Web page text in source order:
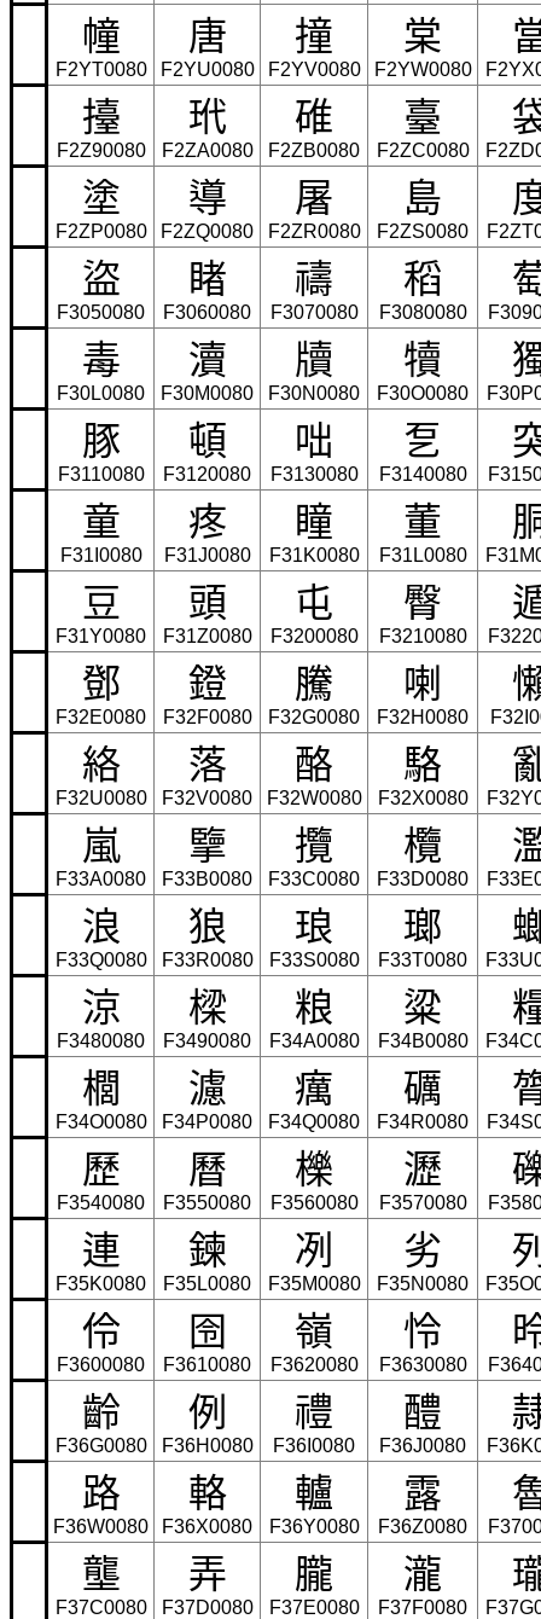
幢
F2YT0080
唐
F2YU0080
撞
F2YV0080
棠
F2YW0080
擡
F2Z90080
玳
F2ZA0080
碓
F2ZB0080
臺
F2ZC0080
塗
F2ZP0080
導
F2ZQ0080
屠
F2ZR0080
島
F2ZS0080
盜
F3050080
睹
F3060080
禱
F3070080
稻
F3080080
毒
F30L0080
瀆
F30M0080
牘
F30N0080
犢
F30O0080
豚
F3110080
頓
F3120080
咄
F3130080
乭
F3140080
童
F31I0080
疼
F31J0080
瞳
F31K0080
董
F31L0080
豆
F31Y0080
頭
F31Z0080
屯
F3200080
臀
F3210080
鄧
F32E0080
鐙
F32F0080
騰
F32G0080
喇
F32H0080
絡
F32U0080
落
F32V0080
酪
F32W0080
駱
F32X0080
嵐
F33A0080
擥
F33B0080
攬
F33C0080
欖
F33D0080
浪
F33Q0080
狼
F33R0080
琅
F33S0080
瑯
F33T0080
涼
F3480080
樑
F3490080
粮
F34A0080
粱
F34B0080
櫚
F34O0080
濾
F34P0080
癘
F34Q0080
礪
F34R0080
歷
F3540080
曆
F3550080
櫟
F3560080
瀝
F3570080
連
F35K0080
鍊
F35L0080
冽
F35M0080
劣
F35N0080
伶
F3600080
囹
F3610080
嶺
F3620080
怜
F3630080
齡
F36G0080
例
F36H0080
禮
F36I0080
醴
F36J0080
路
F36W0080
輅
F36X0080
轤
F36Y0080
露
F36Z0080
壟
F37C0080
弄
F37D0080
朧
F37E0080
瀧
F37F0080